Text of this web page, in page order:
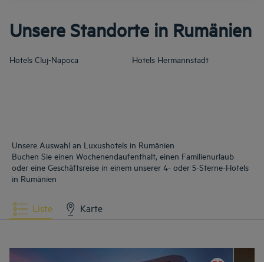
Unsere Standorte in Rumänien
Hotels Cluj-Napoca Hotels Hermannstadt
Unsere Auswahl an Luxushotels in Rumänien
Buchen Sie einen Wochenendaufenthalt, einen Familienurlaub
oder eine Geschäftsreise in einem unserer 4- oder 5-Sterne-Hotels
in Rumänien
Liste Karte